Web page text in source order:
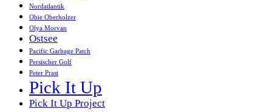
Nordatlantik
Obie Oberholzer
Olya Morvan
Ostsee
Pacific Garbage Patch
Persischer Golf
Peter Prast
Pick It Up
Pick It Up Project